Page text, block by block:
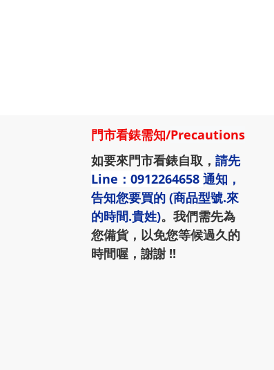
門市看錶需知/Precautions
如要來門市看錶自取， 請先
Line：0912264658 通知，
告知您要買的 (商品型號.來
的時間.貴姓)。我們需先為
您備貨，以免您等候過久的
時間喔，謝謝 !!